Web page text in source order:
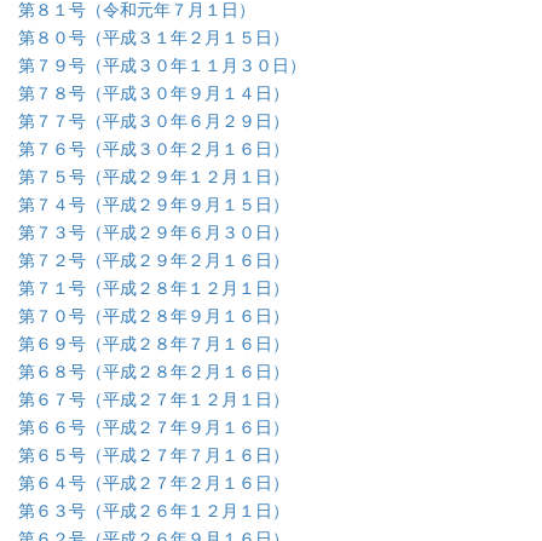
第８１号（令和元年７月１日）
第８０号（平成３１年２月１５日）
第７９号（平成３０年１１月３０日）
第７８号（平成３０年９月１４日）
第７７号（平成３０年６月２９日）
第７６号（平成３０年２月１６日）
第７５号（平成２９年１２月１日）
第７４号（平成２９年９月１５日）
第７３号（平成２９年６月３０日）
第７２号（平成２９年２月１６日）
第７１号（平成２８年１２月１日）
第７０号（平成２８年９月１６日）
第６９号（平成２８年７月１６日）
第６８号（平成２８年２月１６日）
第６７号（平成２７年１２月１日）
第６６号（平成２７年９月１６日）
第６５号（平成２７年７月１６日）
第６４号（平成２７年２月１６日）
第６３号（平成２６年１２月１日）